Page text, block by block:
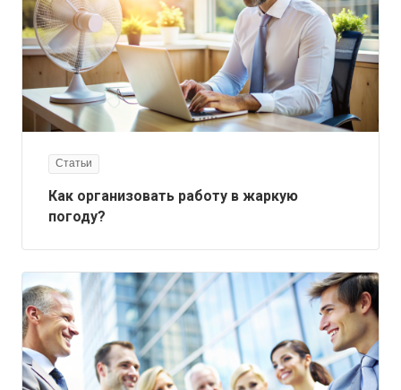
Статьи
Как организовать работу в жаркую
погоду?